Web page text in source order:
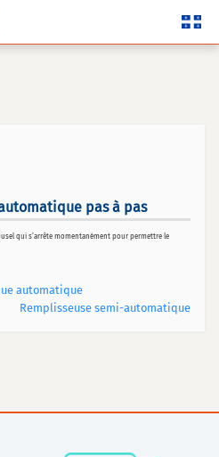
pas à pas
qui s’arrête momentanément pour permettre le
automatique
Remplisseuse semi-automatique